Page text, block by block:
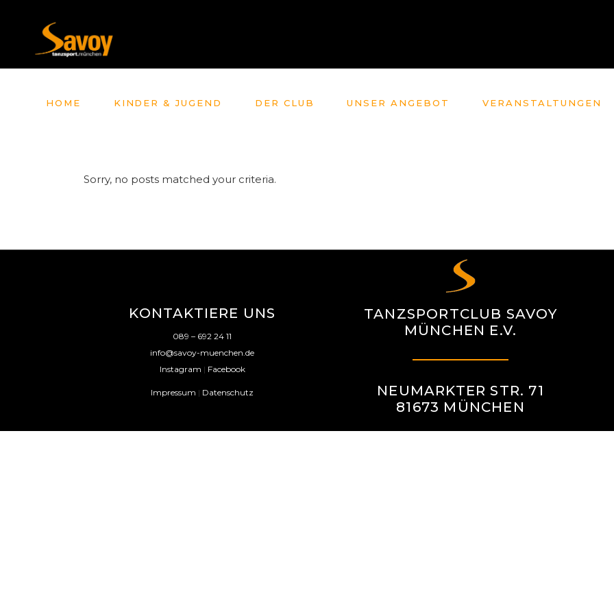
HOME KINDER & JUGEND DER CLUB UNSER ANGEBOT VERANSTALTUNGEN
Sorry, no posts matched your criteria.
KONTAKTIERE UNS
089 – 692 24 11
info@savoy-muenchen.de
Instagram | Facebook
Impressum | Datenschutz
TANZSPORTCLUB SAVOY
MÜNCHEN E.V.
NEUMARKTER STR. 71
81673 MÜNCHEN